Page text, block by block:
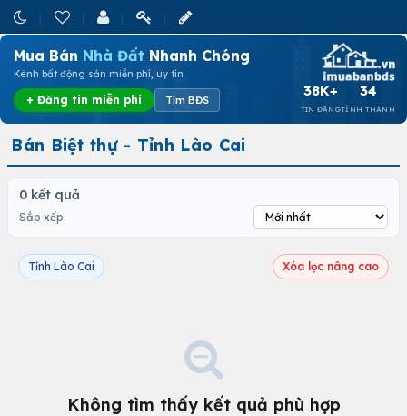
Mua Bán Nhà Đất Nhanh Chóng
Kênh bất động sản miễn phí, uy tín
+ Đăng tin miễn phí Tìm BĐS
38K+
TIN ĐĂNG
34
TỈNH THÀNH
Bán Biệt thự - Tỉnh Lào Cai
0 kết quả
Sắp xếp:
Tỉnh Lào Cai Xóa lọc nâng cao
Không tìm thấy kết quả phù hợp